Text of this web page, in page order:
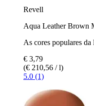
Revell
Aqua Leather Brown
As cores populares
€ 3,79
(€ 210,56 / l)
5.0 (1)